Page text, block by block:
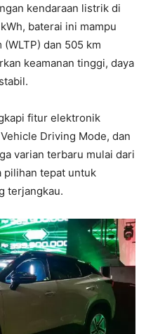
kendaraan listrik di
baterai ini mampu
dan 505 km
keamanan tinggi, daya
fitur elektronik
Driving Mode, dan
varian terbaru mulai dari
pilihan tepat untuk
terjangkau.